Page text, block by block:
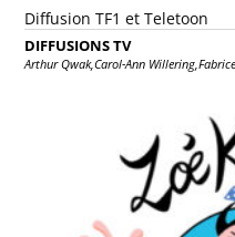
Diffusion TF1 et Teletoon
DIFFUSIONS TV
Arthur Qwak,Carol-Ann Willering,